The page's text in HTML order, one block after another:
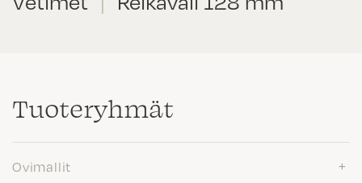
Tuote­ryhmät
Ovimallit